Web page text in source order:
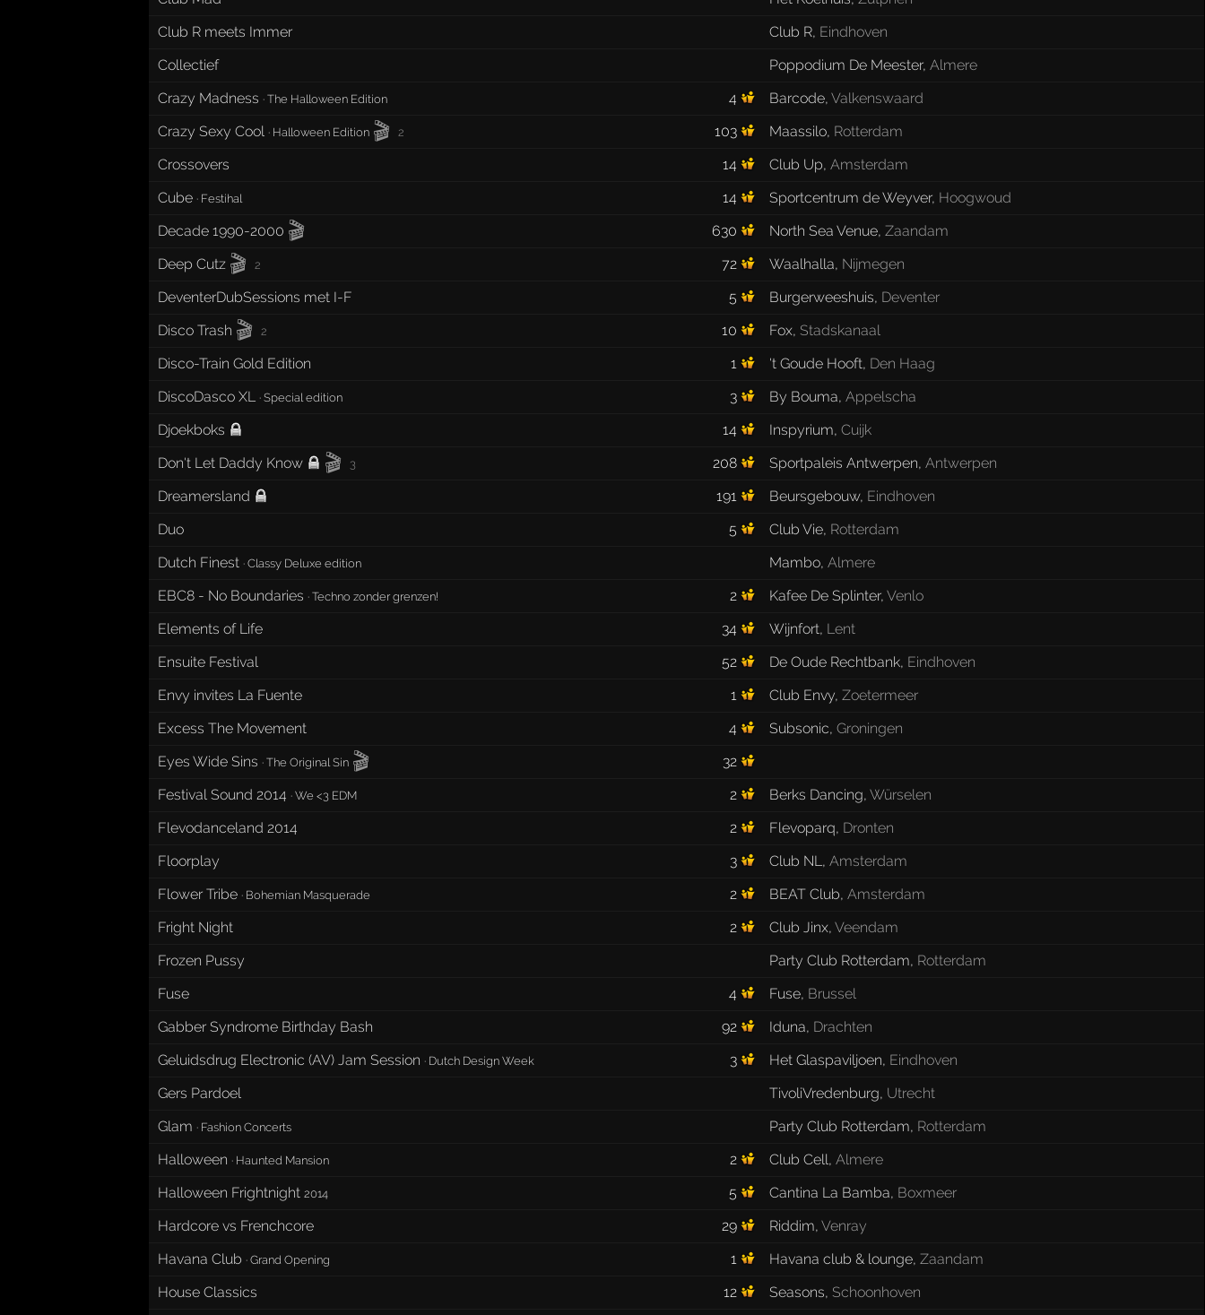
Club R meets Immer
Club R, Eindhoven
Collectief
Poppodium De Meester, Almere
Crazy Madness ·The Halloween Edition 4 Barcode, Valkenswaard
Crazy Sexy Cool · Halloween Edition 🎬 2 103 Maassilo, Rotterdam
Crossovers
14 Club Up, Amsterdam
Cube · Festihal 14 Sportcentrum de Weyver, Hoogwoud
Decade 1990-2000 🎬 630 North Sea Venue, Zaandam
Deep Cutz 🎬 2 72 Waalhalla, Nijmegen
DeventerDubSessions met I-F
5 Burgerweeshuis, Deventer
Disco Trash 🎬 2 10 Fox, Stadskanaal
Disco-Train Gold Edition
1 't Goude Hooft, Den Haag
DiscoDasco XL ·Special edition 3 By Bouma, Appelscha
Djoekboks
14 Inspyrium, Cuijk
Don't Let Daddy Know
🎬 3 208 Sportpaleis Antwerpen, Antwerpen
Dreamersland
191 Beursgebouw, Eindhoven
Duo
5 Club Vie, Rotterdam
Dutch Finest ·Classy Deluxe edition Mambo, Almere
EBC8 - No Boundaries ·Techno zonder grenzen! 2 Kafee De Splinter, Venlo
Elements of Life
34 Wijnfort, Lent
Ensuite Festival
52 De Oude Rechtbank, Eindhoven
Envy invites La Fuente
1 Club Envy, Zoetermeer
Excess The Movement
4 Subsonic, Groningen
Eyes Wide Sins ·The Original Sin 🎬
32
Festival Sound 2014 ·We <3 EDM 2 Berks Dancing, Würselen
Flevodanceland 2014
2 Flevoparq, Dronten
Floorplay
3 Club NL, Amsterdam
Flower Tribe · Bohemian Masquerade 2 BEAT Club, Amsterdam
Fright Night
2 Club Jinx, Veendam
Frozen Pussy
Party Club Rotterdam, Rotterdam
Fuse
4 Fuse, Brussel
Gabber Syndrome Birthday Bash
92 Iduna, Drachten
Geluidsdrug Electronic (AV) Jam Session · Dutch Design Week 3 Het Glaspaviljoen, Eindhoven
Gers Pardoel
TivoliVredenburg, Utrecht
Glam · Fashion Concerts Party Club Rotterdam, Rotterdam
Halloween · Haunted Mansion 2 Club Cell, Almere
Halloween Frightnight 2014 5 Cantina La Bamba, Boxmeer
Hardcore vs Frenchcore
29 Riddim, Venray
Havana Club ·Grand Opening 1 Havana club & lounge, Zaandam
House Classics
12 Seasons, Schoonhoven